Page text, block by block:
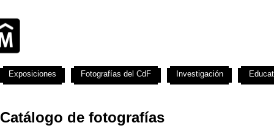
Catálogo de fotografías
Exposiciones Fotografías del CdF Investigación